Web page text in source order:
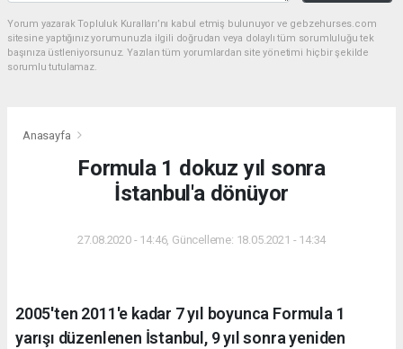
Yorum yazarak Topluluk Kuralları’nı kabul etmiş bulunuyor ve gebzehurses.com
sitesine yaptığınız yorumunuzla ilgili doğrudan veya dolaylı tüm sorumluluğu tek
başınıza üstleniyorsunuz. Yazılan tüm yorumlardan site yönetimi hiçbir şekilde
sorumlu tutulamaz.
Anasayfa
Formula 1 dokuz yıl sonra
İstanbul'a dönüyor
27.08.2020 - 14:46, Güncelleme: 18.05.2021 - 14:34
2005'ten 2011'e kadar 7 yıl boyunca Formula 1
yarışı düzenlenen İstanbul, 9 yıl sonra yeniden